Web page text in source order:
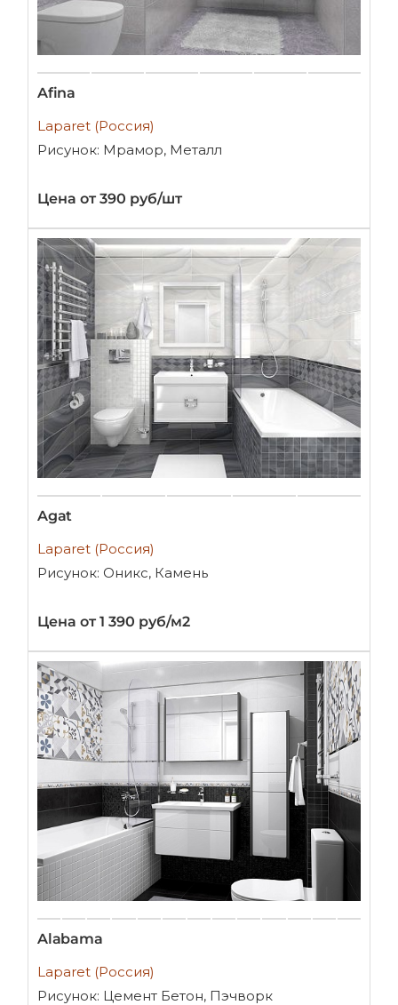
Afina
Laparet (Россия)
Рисунок: Мрамор, Металл
Цена от 390 руб/шт
Agat
Laparet (Россия)
Рисунок: Оникс, Камень
Цена от 1 390 руб/м2
Alabama
Laparet (Россия)
Рисунок: Цемент Бетон, Пэчворк